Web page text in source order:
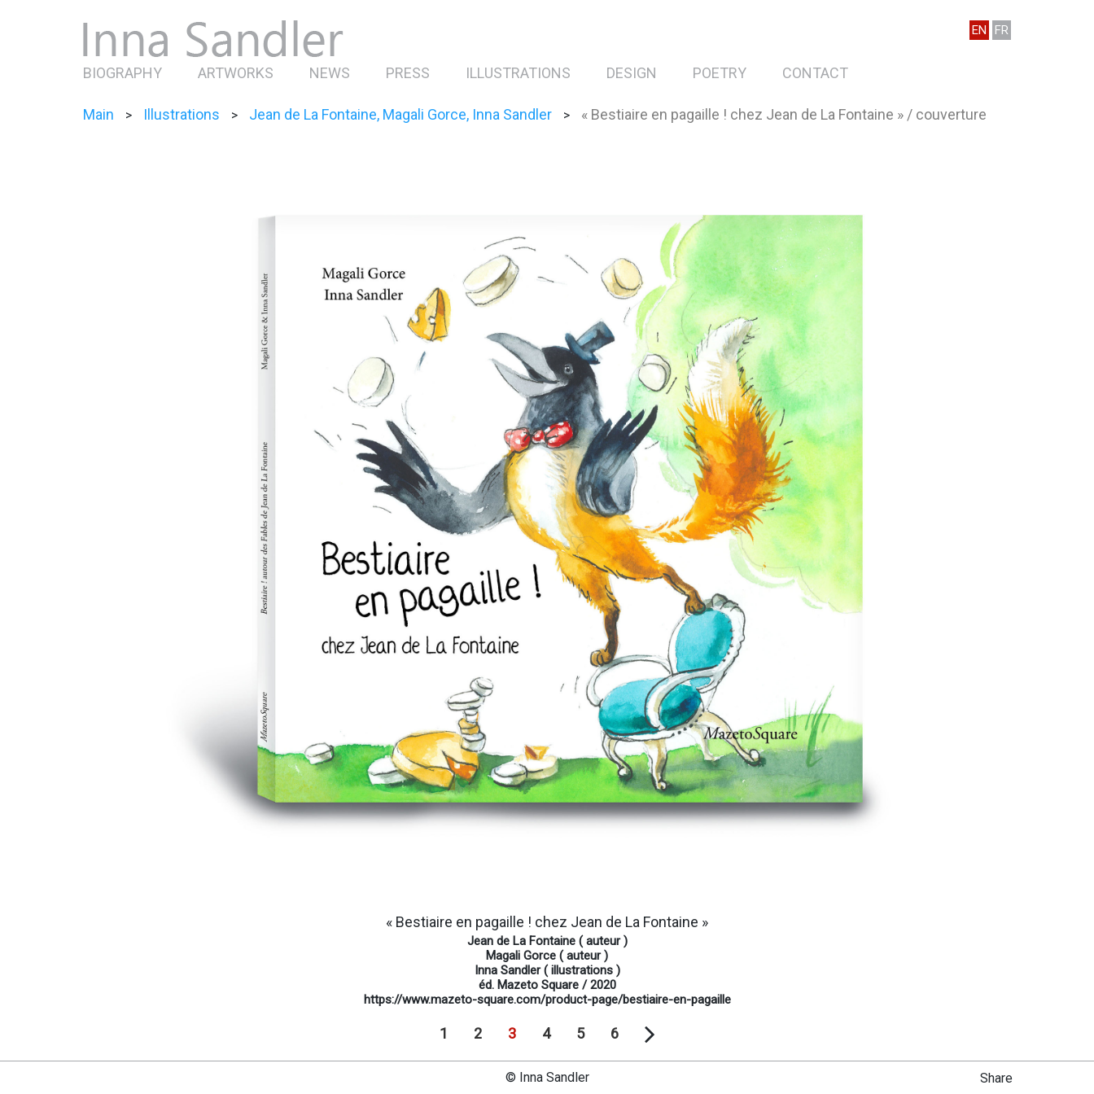
EN FR
BIOGRAPHY ARTWORKS NEWS PRESS ILLUSTRATIONS DESIGN POETRY CONTACT
Main > Illustrations > Jean de La Fontaine, Magali Gorce, Inna Sandler > « Bestiaire en pagaille ! chez Jean de La Fontaine » / couverture
« Bestiaire en pagaille ! chez Jean de La Fontaine »
Jean de La Fontaine ( auteur )
Magali Gorce ( auteur )
Inna Sandler ( illustrations )
éd. Mazeto Square / 2020
https://www.mazeto-square.com/product-page/bestiaire-en-pagaille
1 2 3 4 5 6
© Inna Sandler Share